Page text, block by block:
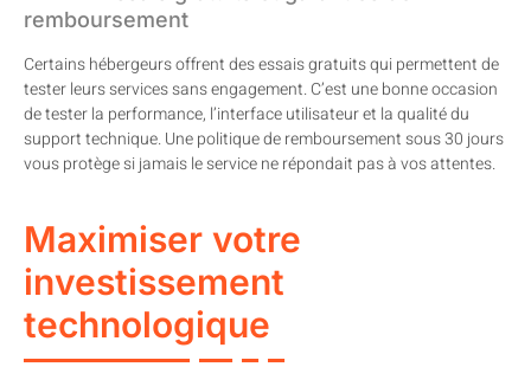
remboursement
Certains hébergeurs offrent des essais gratuits qui permettent de
tester leurs services sans engagement. C’est une bonne occasion
de tester la performance, l’interface utilisateur et la qualité du
support technique. Une politique de remboursement sous 30 jours
vous protège si jamais le service ne répondait pas à vos attentes.
Maximiser votre
investissement
technologique